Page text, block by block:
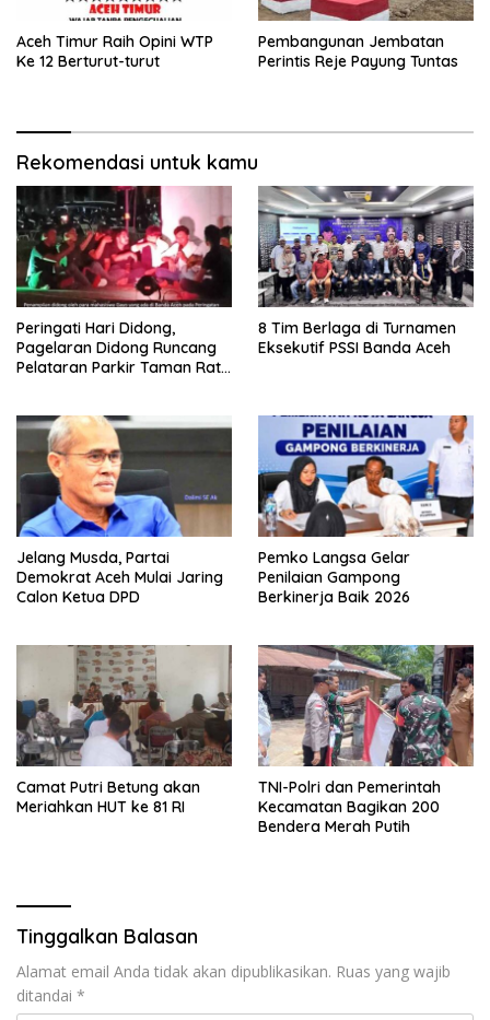
Aceh Timur Raih Opini WTP
Ke 12 Berturut-turut
Pembangunan Jembatan
Perintis Reje Payung Tuntas
Rekomendasi untuk kamu
Peringati Hari Didong,
Pagelaran Didong Runcang
Pelataran Parkir Taman Ratu
8 Tim Berlaga di Turnamen
Eksekutif PSSI Banda Aceh
Jelang Musda, Partai
Demokrat Aceh Mulai Jaring
Calon Ketua DPD
Pemko Langsa Gelar
Penilaian Gampong
Berkinerja Baik 2026
Camat Putri Betung akan
Meriahkan HUT ke 81 RI
TNI-Polri dan Pemerintah
Kecamatan Bagikan 200
Bendera Merah Putih
Tinggalkan Balasan
Alamat email Anda tidak akan dipublikasikan. Ruas yang wajib
ditandai *